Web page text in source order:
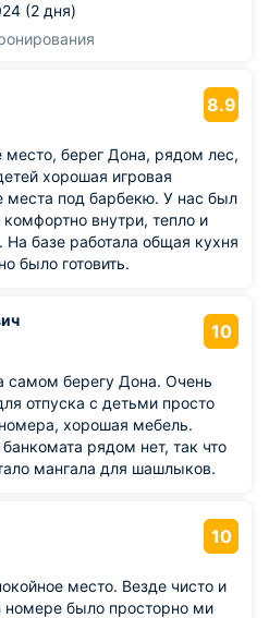
(2 дня)
8.9
место, берег Дона, рядом лес,
хорошая игровая
места под барбекю. У нас был
внутри, тепло и
На базе работала общая кухня
было готовить.
10
самом берегу Дона. Очень
отпуска с детьми просто
хорошая мебель.
рядом нет, так что
мангала для шашлыков.
10
место. Везде чисто и
было просторно ми